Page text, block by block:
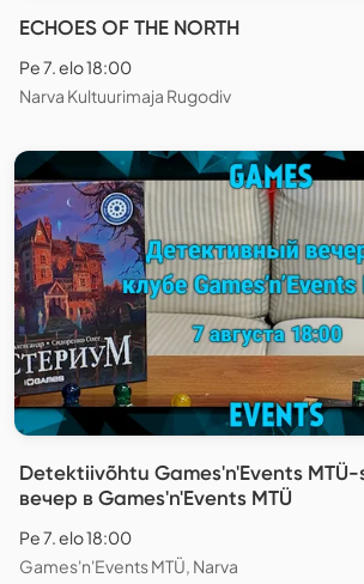
ECHOES OF THE NORTH
Pe 7. elo 18:00
Narva Kultuurimaja Rugodiv
Detektiivõhtu Games'n'Events
вечер в Games'n'Events MTÜ
Pe 7. elo 18:00
Games'n'Events MTÜ, Narva